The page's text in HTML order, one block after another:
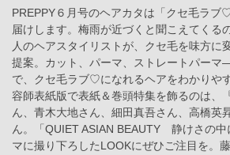
PREPPY６月号のヘアカタは「クセ毛ラブ
届けします。梅雨が近づくと聞こえてくる
人のヘアスタイリストが、クセ毛を味方に
提案。カット、パーマ、ストレートパー
で、クセ毛ラブ♡になれるヘアをわかりや
容師表紙版で表紙＆巻頭特集を飾るのは、
ん、青木大地さん、細田真吾さん、高橋英
ん。「QUIET ASIAN BEAUTY 静けさの中
マに撮り下ろしたLOOKにぜひご注目を。